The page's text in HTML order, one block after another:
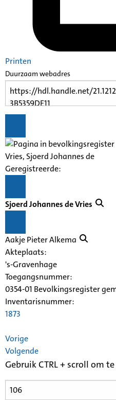
Printen
Duurzaam webadres
Vries, Sjoerd Johannes de
Geregistreerde:
Sjoerd Johannes de Vries
Aakje Pieter Alkema
Akteplaats:
's-Gravenhage
Toegangsnummer:
0354-01 Bevolkingsregister
Inventarisnummer:
1873
Vorige
Volgende
Gebruik CTRL + scroll om